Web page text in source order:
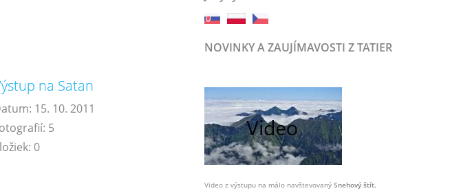
na Satan
15. 10. 2011
5
0
NOVINKY A ZAUJÍMAVOSTI Z TATIER
Video z výstupu na málo navštevovaný Snehový štít.